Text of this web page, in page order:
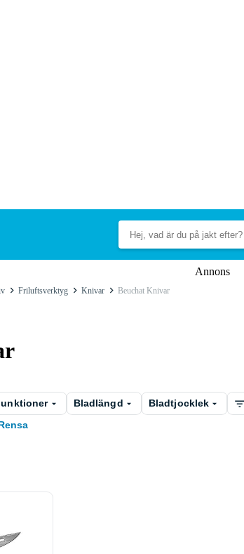
Annons
Friluftsverktyg Knivar Beuchat Knivar
Bladlängd Bladtjocklek